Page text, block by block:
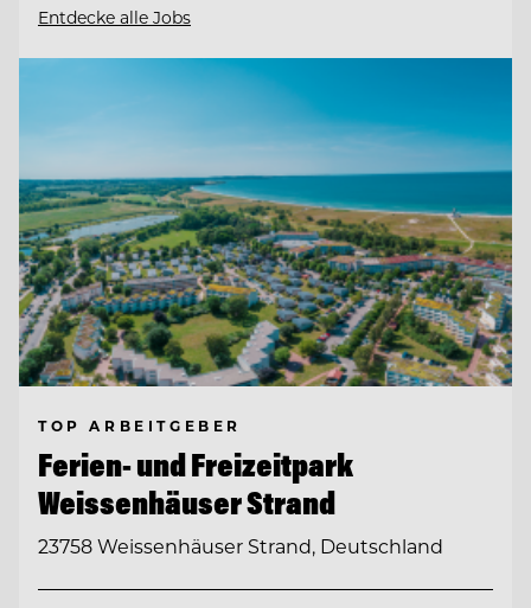
Entdecke alle Jobs
TOP ARBEITGEBER
Ferien- und Freizeitpark
Weissenhäuser Strand
23758 Weissenhäuser Strand, Deutschland